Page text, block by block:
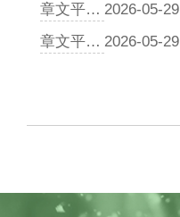
章文平医生：生理病理有区别，为什么多数多动症难以随年龄自愈 2026-05-29
章文平医生：从脏腑失调到人格缺陷，忽视多动症治疗的连锁反应 2026-05-29